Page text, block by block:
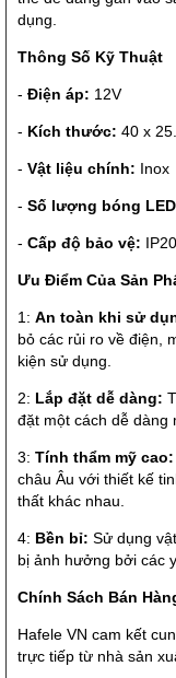
dụng.
Thông Số Kỹ Thuật
- Điện áp: 12V
- Kích thước: 40 x
- Vật liệu chính: Inox
- Số lượng bóng
- Cấp độ bảo vệ: IP20
Ưu Điểm Của Sản
1: An toàn khi sử
bỏ các rủi ro về điện,
kiện sử dụng.
2: Lắp đặt dễ dàng:
đặt một cách dễ dàng
3: Tính thẩm mỹ cao:
châu Âu với thiết kế
thất khác nhau.
4: Bền bỉ: Sử dụng
bị ảnh hưởng bởi các
Chính Sách Bán
Hafele VN cam kết
trực tiếp từ nhà sản